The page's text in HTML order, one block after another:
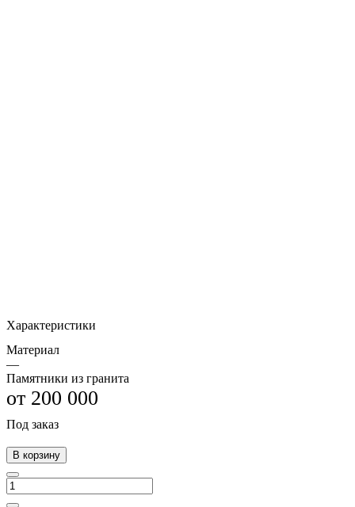
Характеристики
Материал
—
Памятники из гранита
от 200 000
Под заказ
В корзину